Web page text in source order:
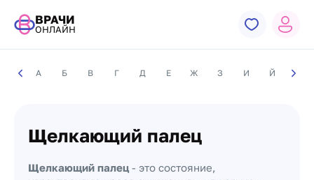
ВРАЧИ
ОНЛАЙН
А Б В Г Д Е Ж З И Й К
Щелкающий палец
Щелкающий палец - это состояние,